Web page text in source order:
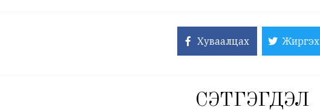
Хуваалцах Жиргэх
СЭТГЭГДЭЛ